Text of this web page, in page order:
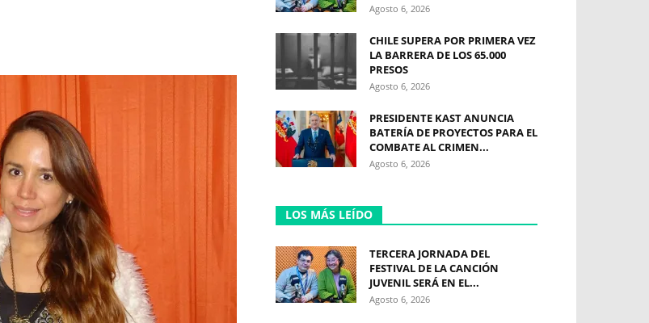
Agosto 6, 2026
CHILE SUPERA POR PRIMERA VEZ
LA BARRERA DE LOS 65.000
PRESOS
Agosto 6, 2026
PRESIDENTE KAST ANUNCIA
BATERÍA DE PROYECTOS PARA EL
COMBATE AL CRIMEN...
Agosto 6, 2026
LOS MÁS LEÍDO
TERCERA JORNADA DEL
FESTIVAL DE LA CANCIÓN
JUVENIL SERÁ EN EL...
Agosto 6, 2026